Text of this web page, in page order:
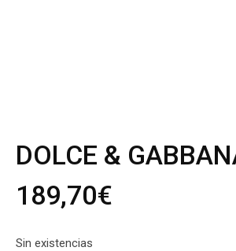
DOLCE &
189,70€
Sin existencias